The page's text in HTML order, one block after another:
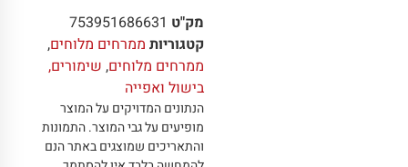
מק"ט 753951686631
קטגוריות ממרחים מלוחים,
ממרחים מלוחים, שימורים,
בישול ואפייה
הנתונים המדויקים על המוצר
מופיעים על גבי המוצר.התמונות
והתאריכים שמוצגים באתר הנם